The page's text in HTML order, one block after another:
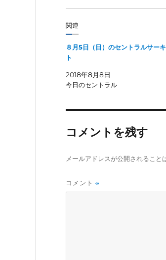
関連
８月5日（日）のセントラルサー
ト
2018年8月8日
今日のセントラル
コメントを残す
メールアドレスが公開されること
コメント ※